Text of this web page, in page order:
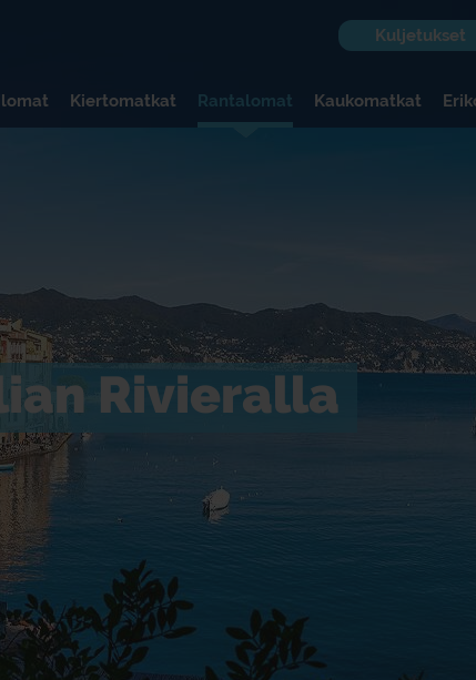
Kuljetukset
Kiertomatkat Rantalomat Kaukomatkat
Rivieralla